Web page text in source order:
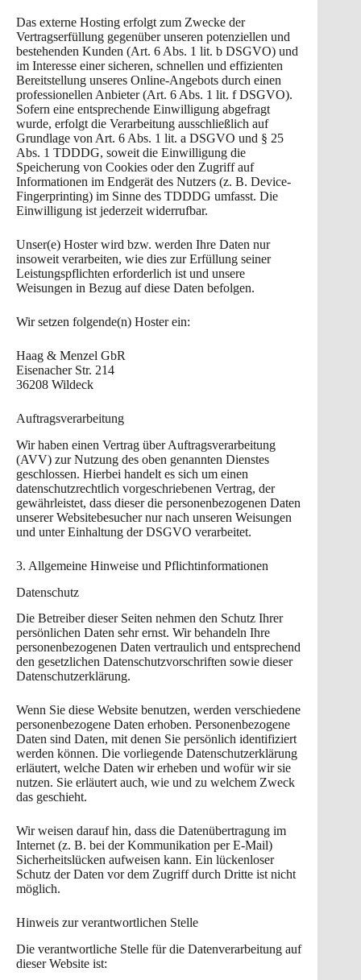
Das externe Hosting erfolgt zum Zwecke der
Vertragserfüllung gegenüber unseren potenziellen und
bestehenden Kunden (Art. 6 Abs. 1 lit. b DSGVO) und
im Interesse einer sicheren, schnellen und effizienten
Bereitstellung unseres Online-Angebots durch einen
professionellen Anbieter (Art. 6 Abs. 1 lit. f DSGVO).
Sofern eine entsprechende Einwilligung abgefragt
wurde, erfolgt die Verarbeitung ausschließlich auf
Grundlage von Art. 6 Abs. 1 lit. a DSGVO und § 25
Abs. 1 TDDDG, soweit die Einwilligung die
Speicherung von Cookies oder den Zugriff auf
Informationen im Endgerät des Nutzers (z. B. Device-
Fingerprinting) im Sinne des TDDDG umfasst. Die
Einwilligung ist jederzeit widerrufbar.
Unser(e) Hoster wird bzw. werden Ihre Daten nur
insoweit verarbeiten, wie dies zur Erfüllung seiner
Leistungspflichten erforderlich ist und unsere
Weisungen in Bezug auf diese Daten befolgen.
Wir setzen folgende(n) Hoster ein:
Haag & Menzel GbR
Eisenacher Str. 214
36208 Wildeck
Auftragsverarbeitung
Wir haben einen Vertrag über Auftragsverarbeitung
(AVV) zur Nutzung des oben genannten Dienstes
geschlossen. Hierbei handelt es sich um einen
datenschutzrechtlich vorgeschriebenen Vertrag, der
gewährleistet, dass dieser die personenbezogenen Daten
unserer Websitebesucher nur nach unseren Weisungen
und unter Einhaltung der DSGVO verarbeitet.
3. Allgemeine Hinweise und Pflicht­informationen
Datenschutz
Die Betreiber dieser Seiten nehmen den Schutz Ihrer
persönlichen Daten sehr ernst. Wir behandeln Ihre
personenbezogenen Daten vertraulich und entsprechend
den gesetzlichen Datenschutzvorschriften sowie dieser
Datenschutzerklärung.
Wenn Sie diese Website benutzen, werden verschiedene
personenbezogene Daten erhoben. Personenbezogene
Daten sind Daten, mit denen Sie persönlich identifiziert
werden können. Die vorliegende Datenschutzerklärung
erläutert, welche Daten wir erheben und wofür wir sie
nutzen. Sie erläutert auch, wie und zu welchem Zweck
das geschieht.
Wir weisen darauf hin, dass die Datenübertragung im
Internet (z. B. bei der Kommunikation per E-Mail)
Sicherheitslücken aufweisen kann. Ein lückenloser
Schutz der Daten vor dem Zugriff durch Dritte ist nicht
möglich.
Hinweis zur verantwortlichen Stelle
Die verantwortliche Stelle für die Datenverarbeitung auf
dieser Website ist: